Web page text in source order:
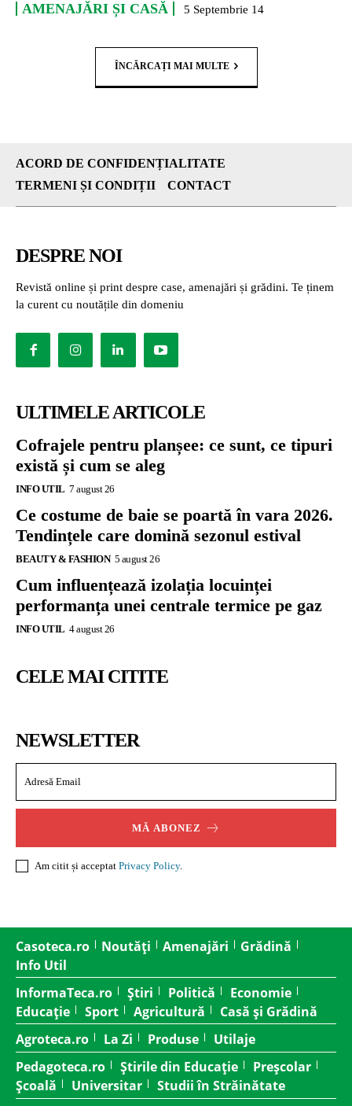
AMENAJĂRI ȘI CASĂ 5 Septembrie 14
ÎNCĂRCAȚI MAI MULTE
ACORD DE CONFIDENȚIALITATE
TERMENI ȘI CONDIȚII
CONTACT
DESPRE NOI
Revistă online și print despre case, amenajări și grădini. Te ținem
la curent cu noutățile din domeniu
ULTIMELE ARTICOLE
Cofrajele pentru planșee: ce sunt, ce tipuri
există și cum se aleg
INFO UTIL 7 august 26
Ce costume de baie se poartă în vara 2026.
Tendințele care domină sezonul estival
BEAUTY & FASHION 5 august 26
Cum influențează izolația locuinței
performanța unei centrale termice pe gaz
INFO UTIL 4 august 26
CELE MAI CITITE
NEWSLETTER
MĂ ABONEZ
Am citit și acceptat Privacy Policy.
Casoteca.ro Noutăți Amenajări
Grădină
Info Util
InformaTeca.ro
Știri Politică
Economie
Educație
Sport Agricultură
Casă și Grădină
Agroteca.ro
La Zi Produse
Utilaje
Pedagoteca.ro
Știrile din Educație
Preșcolar
Școală
Universitar
Studii în Străinătate